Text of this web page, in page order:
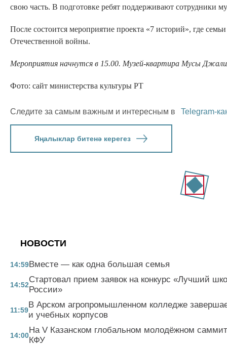
свою часть. В подготовке ребят поддерживают сотрудники
После состоится мероприятие проекта «7 историй», где
Отечественной войны.
Мероприятия начнутся в 15.00. Музей-квартира Мусы
Фото: сайт министерства культуры РТ
Следите за самым важным и интересным в Telegram-
Яңалыклар битенә керегез
НОВОСТИ
14:59Вместе — как одна большая семья
14:52
Стартовал прием заявок на конкурс «Лучший
России»
11:59
В Арском агропромышленном колледже
и учебных корпусов
14:00
На V Казанском глобальном молодёжном
КФУ